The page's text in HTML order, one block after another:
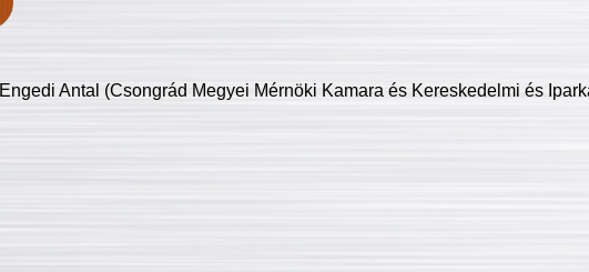
Engedi Antal (Csongrád Megyei Mérnöki Kamara és Kereskedelmi és